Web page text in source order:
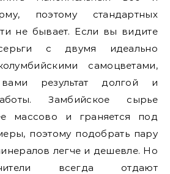
поэтому стандартных
не бывает. Если вы видите
с двумя идеально
самоцветами,
результат долгой и
Замбийское сырье
массово и граняется под
поэтому подобрать пару
легче и дешевле. Но
всегда отдают